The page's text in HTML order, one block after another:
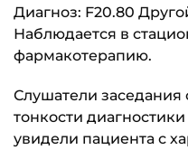
Диагноз: F20.80
Наблюдается в
фармакотерапию.
Слушатели заседания
тонкости
увидели пациента с